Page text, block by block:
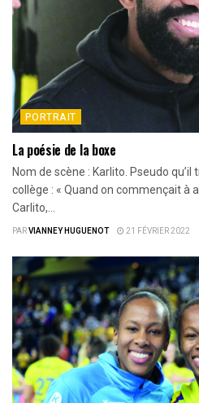
PORTRAIT
La poésie de la boxe
Nom de scène : Karlito. Pseudo qu’il
collège : « Quand on commençait à
Carlito,...
PARVIANNEY HUGUENOT 21 FÉVRIER 2022